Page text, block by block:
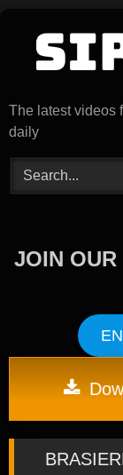
content
The latest videos
daily
JOIN